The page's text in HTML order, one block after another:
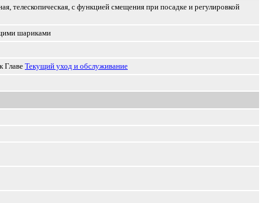
телескопическая, с функцией смещения при посадке и регулировкой
шариками
Главе Текущий уход и обслуживание